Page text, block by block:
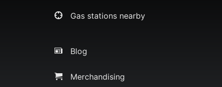
Gas stations nearby
Blog
Merchandising